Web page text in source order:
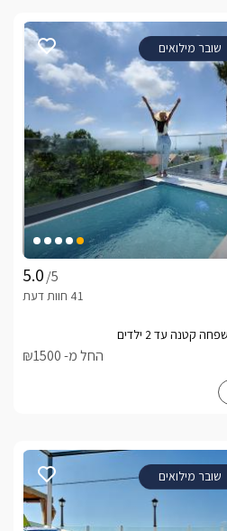
שובר מילואים
/5
החל מ- ₪1500
שובר מילואים